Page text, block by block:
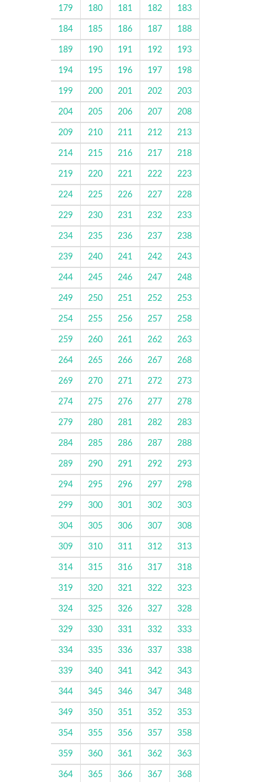
179 180 181 182 183
184 185 186 187 188
189 190 191 192 193
194 195 196 197 198
199 200 201 202 203
204 205 206 207 208
209 210 211 212 213
214 215 216 217 218
219 220 221 222 223
224 225 226 227 228
229 230 231 232 233
234 235 236 237 238
239 240 241 242 243
244 245 246 247 248
249 250 251 252 253
254 255 256 257 258
259 260 261 262 263
264 265 266 267 268
269 270 271 272 273
274 275 276 277 278
279 280 281 282 283
284 285 286 287 288
289 290 291 292 293
294 295 296 297 298
299 300 301 302 303
304 305 306 307 308
309 310 311 312 313
314 315 316 317 318
319 320 321 322 323
324 325 326 327 328
329 330 331 332 333
334 335 336 337 338
339 340 341 342 343
344 345 346 347 348
349 350 351 352 353
354 355 356 357 358
359 360 361 362 363
364 365 366 367 368